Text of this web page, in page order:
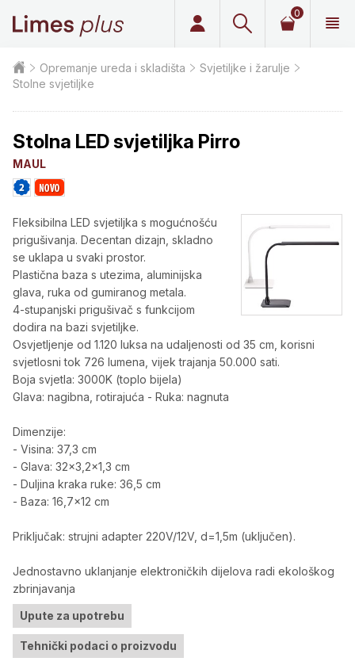
0
Opremanje ureda i skladišta
Svjetiljke i žarulje
Stolne svjetiljke
Stolna LED svjetiljka Pirro
MAUL
Fleksibilna LED svjetiljka s mogućnošću
prigušivanja. Decentan dizajn, skladno
se uklapa u svaki prostor.
Plastična baza s utezima, aluminijska
glava, ruka od gumiranog metala.
4-stupanjski prigušivač s funkcijom
dodira na bazi svjetiljke.
Osvjetljenje od 1.120 luksa na udaljenosti od 35 cm, korisni
svjetlosni tok 726 lumena, vijek trajanja 50.000 sati.
Boja svjetla: 3000K (toplo bijela)
Glava: nagibna, rotirajuća - Ruka: nagnuta
Dimenzije:
- Visina: 37,3 cm
- Glava: 32x3,2x1,3 cm
- Duljina kraka ruke: 36,5 cm
- Baza: 16,7x12 cm
Priključak: strujni adapter 220V/12V, d=1,5m (uključen).
Jednostavno uklanjanje elektroničkih dijelova radi ekološkog
zbrinjavanja
Upute za upotrebu
Tehnički podaci o proizvodu